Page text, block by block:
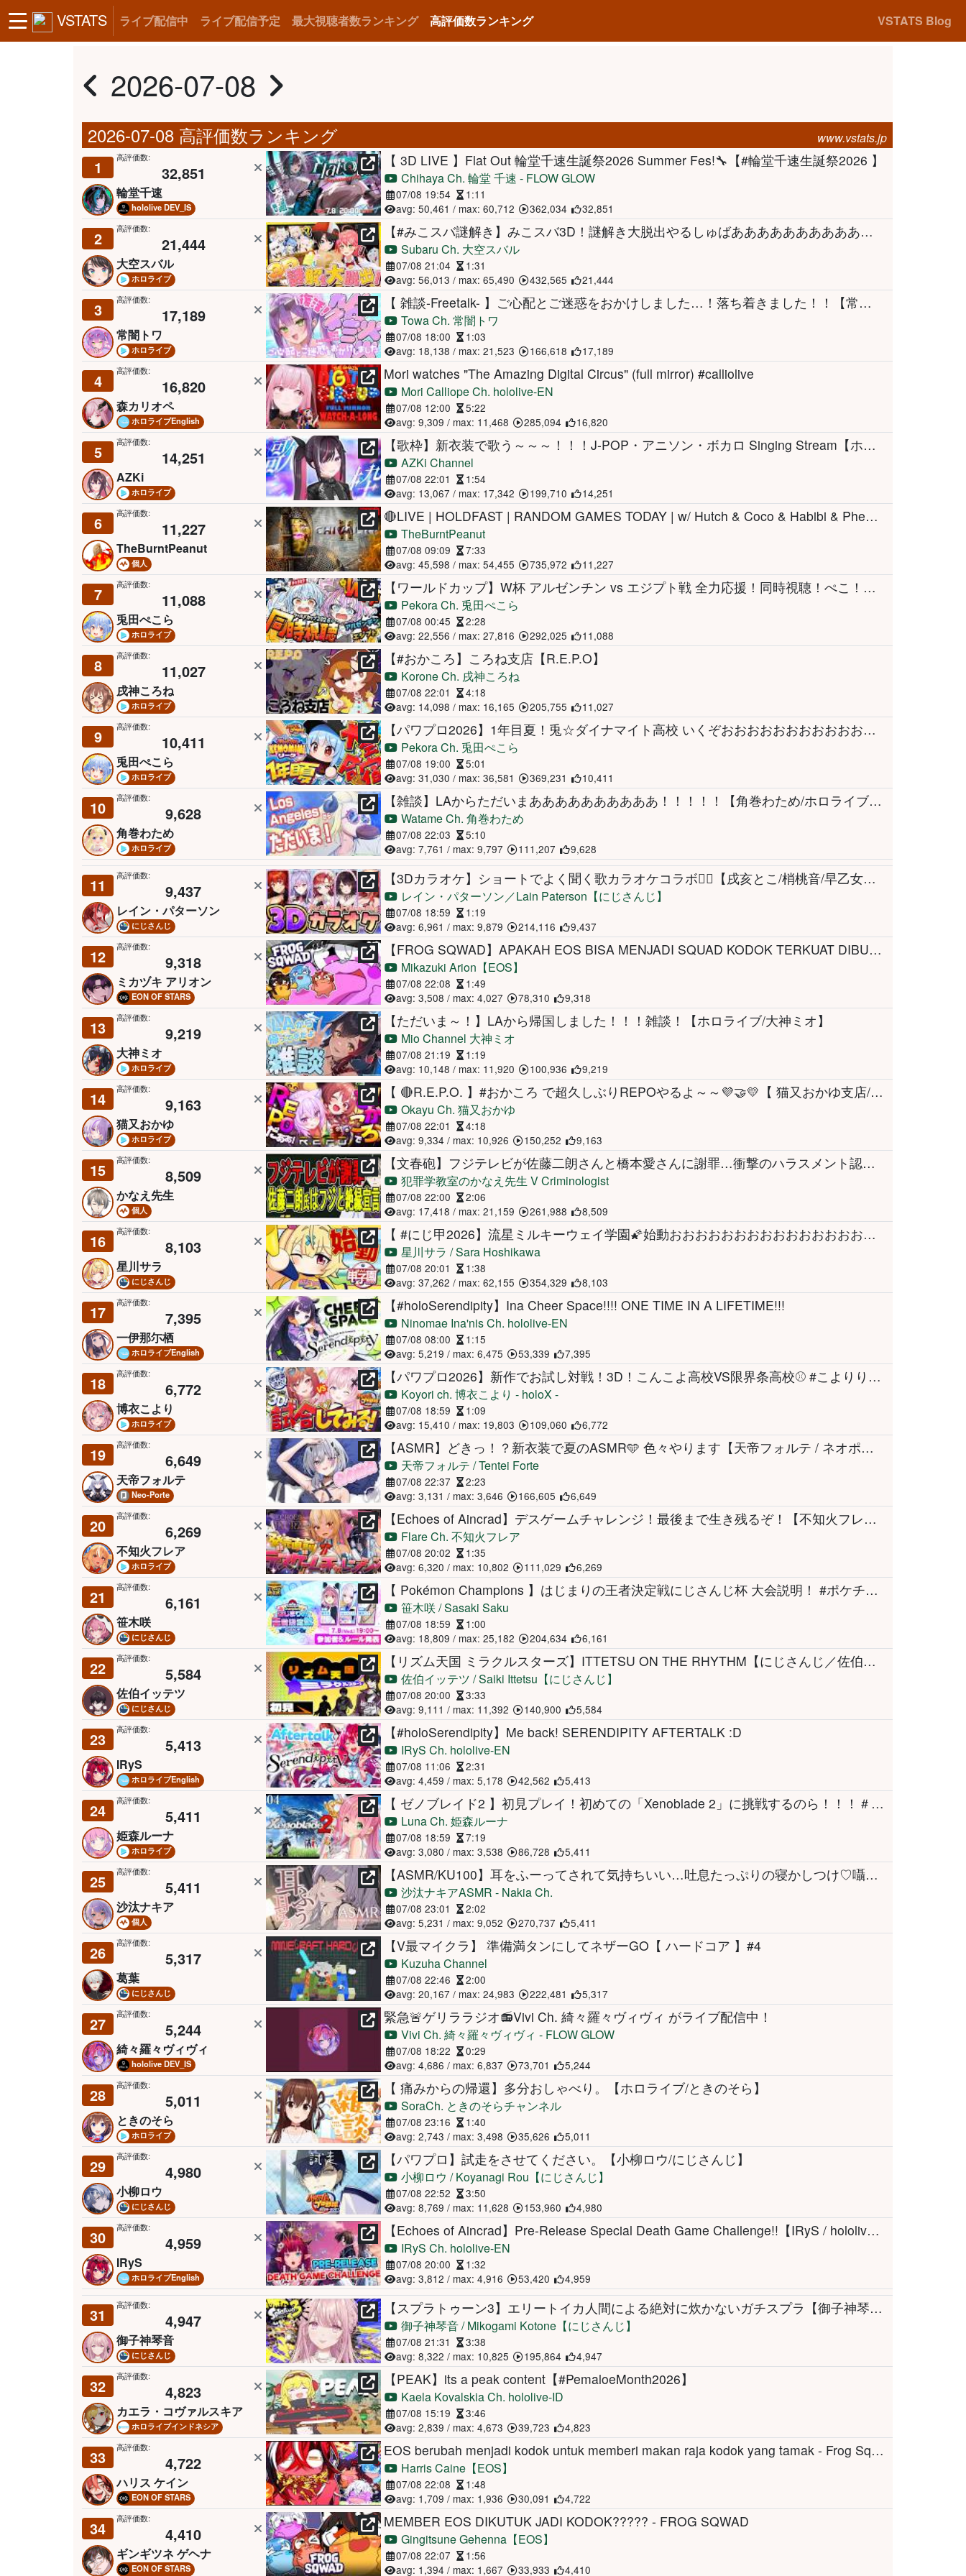
VSTATS ライブ配信中 ライブ配信予定 最大視聴者数ランキング 高評価数ランキング VSTATS Blog
2026-07-08
2026-07-08 高評価数ランキング www.vstats.jp
1 高評価数:
32,851
輪堂千速
hololive DEV_IS
【 3D LIVE 】Flat Out 輪堂千速生誕祭2026 Summer Fes!🔧【#輪堂千速生誕祭2026 】
Chihaya Ch. 輪堂 千速 - FLOW GLOW
07/08 19:54
1:11
avg: 50,461 / max: 60,712
362,034 32,851
2 高評価数:
21,444
大空スバル
ホロライブ
【#みこスバ謎解き】みこスバ3D！謎解き大脱出やるしゅばあああああああああああああああああああああああああああああ！！！！！！：Mystery solving MIKOSUBA 3D【ホロライブ】
Subaru Ch. 大空スバル
07/08 21:04
1:31
avg: 56,013 / max: 65,490
432,565 21,444
3 高評価数:
17,189
常闇トワ
ホロライブ
【 雑談-Freetalk- 】ご心配とご迷惑をおかけしました…！落ち着きました！！【常闇トワ/ホロライブ】
Towa Ch. 常闇トワ
07/08 18:00
1:03
avg: 18,138 / max: 21,523
166,618 17,189
4 高評価数:
16,820
森カリオペ
ホロライブEnglish
Mori watches "The Amazing Digital Circus" (full mirror) #calliolive
Mori Calliope Ch. hololive-EN
07/08 12:00
5:22
avg: 9,309 / max: 11,468
285,094 16,820
5 高評価数:
14,251
AZKi
ホロライブ
【歌枠】新衣装で歌う～～～！！！J-POP・アニソン・ボカロ Singing Stream【ホロライブ / AZKi】
AZKi Channel
07/08 22:01
1:54
avg: 13,067 / max: 17,342
199,710 14,251
6 高評価数:
11,227
TheBurntPeanut
個人
🔴LIVE | HOLDFAST | RANDOM GAMES TODAY | w/ Hutch & Coco & Habibi & Pheetus | #BUNGULATE
TheBurntPeanut
07/08 09:09
7:33
avg: 45,598 / max: 54,455
735,972 11,227
7 高評価数:
11,088
兎田ぺこら
ホロライブ
【ワールドカップ】W杯 アルゼンチン vs エジプト戦 全力応援！同時視聴！ぺこ！【ホロライブ/兎田ぺこら】
Pekora Ch. 兎田ぺこら
07/08 00:45
2:28
avg: 22,556 / max: 27,816
292,025 11,088
8 高評価数:
11,027
戌神ころね
ホロライブ
【#おかころ】ころね支店【R.E.P.O】
Korone Ch. 戌神ころね
07/08 22:01
4:18
avg: 14,098 / max: 16,165
205,755 11,027
9 高評価数:
10,411
兎田ぺこら
ホロライブ
【パワプロ2026】1年目夏！兎☆ダイナマイト高校 いくぞおおおおおおおおおおお！ぺこ！【ホロライブ/兎田ぺこら】＃パワプロケモミミリーグ
Pekora Ch. 兎田ぺこら
07/08 19:00
5:01
avg: 31,030 / max: 36,581
369,231 10,411
10 高評価数:
9,628
角巻わため
ホロライブ
【雑談】LAからただいまああああああああああ！！！！！【角巻わため/ホロライブ４期生】
Watame Ch. 角巻わため
07/08 22:03
5:10
avg: 7,761 / max: 9,797
111,207 9,628
11 高評価数:
9,437
レイン・パターソン
にじさんじ
【3Dカラオケ】ショートでよく聞く歌カラオケコラボ❤️‍🔥【戌亥とこ/梢桃音/早乙女ベリー/ドーラ/レイン・パターソン/にじさんじ】
レイン・パターソン／Lain Paterson【にじさんじ】
07/08 18:59
1:19
avg: 6,961 / max: 9,879
214,116 9,437
12 高評価数:
9,318
ミカヅキ アリオン
EON OF STARS
【FROG SQWAD】APAKAH EOS BISA MENJADI SQUAD KODOK TERKUAT DIBUMI?
Mikazuki Arion【EOS】
07/08 22:08
1:49
avg: 3,508 / max: 4,027
78,310 9,318
13 高評価数:
9,219
大神ミオ
ホロライブ
【ただいま～！】LAから帰国しました！！！雑談！【ホロライブ/大神ミオ】
Mio Channel 大神ミオ
07/08 21:19
1:19
avg: 10,148 / max: 11,920
100,936 9,219
14 高評価数:
9,163
猫又おかゆ
ホロライブ
【 🔴R.E.P.O. 】#おかころ で超久しぶりREPOやるよ～～💜🤝💛【 猫又おかゆ支店/ホロライブ 】
Okayu Ch. 猫又おかゆ
07/08 22:01
4:18
avg: 9,334 / max: 10,926
150,252 9,163
15 高評価数:
8,509
かなえ先生
個人
【文春砲】フジテレビが佐藤二朗さんと橋本愛さんに謝罪…衝撃のハラスメント認定の裏側を解説します【かなえ先生の雑談】
犯罪学教室のかなえ先生 V Criminologist
07/08 22:00
2:06
avg: 17,418 / max: 21,159
261,988 8,509
16 高評価数:
8,103
星川サラ
にじさんじ
【 #にじ甲2026】流星ミルキーウェイ学園🌠始動おおおおおおおおおおおおおおおおおお！！【星川サラ/にじさんじ】
星川サラ / Sara Hoshikawa
07/08 20:01
1:38
avg: 37,262 / max: 62,155
354,329 8,103
17 高評価数:
7,395
一伊那尓栖
ホロライブEnglish
【#holoSerendipity】Ina Cheer Space!!!! ONE TIME IN A LIFETIME!!!
Ninomae Ina'nis Ch. hololive-EN
07/08 08:00
1:15
avg: 5,219 / max: 6,475
53,339 7,395
18 高評価数:
6,772
博衣こより
ホロライブ
【パワプロ2026】新作でお試し対戦！3D！こんこよ高校VS限界条高校⚾ #こよりり 【一条莉々華・博衣こより/ホロライブ】
Koyori ch. 博衣こより - holoX -
07/08 18:59
1:09
avg: 15,410 / max: 19,803
109,060 6,772
19 高評価数:
6,649
天帝フォルテ
Neo-Porte
【ASMR】どきっ！？新衣装で夏のASMR🩵 色々やります【天帝フォルテ / ネオポルテ】
天帝フォルテ / Tentei Forte
07/08 22:37
2:23
avg: 3,131 / max: 3,646
166,605 6,649
20 高評価数:
6,269
不知火フレア
ホロライブ
【Echoes of Aincrad】デスゲームチャレンジ！最後まで生き残るぞ！【不知火フレア/ホロライブ】
Flare Ch. 不知火フレア
07/08 20:02
1:35
avg: 6,320 / max: 10,802
111,029 6,269
21 高評価数:
6,161
笹木咲
にじさんじ
【 Pokémon Champions 】はじまりの王者決定戦にじさんじ杯 大会説明！ #ポケチャンにじさんじ杯
笹木咲 / Sasaki Saku
07/08 18:59
1:00
avg: 18,809 / max: 25,182
204,634 6,161
22 高評価数:
5,584
佐伯イッテツ
にじさんじ
【リズム天国 ミラクルスターズ】ITTETSU ON THE RHYTHM【にじさんじ／佐伯イッテツ】
佐伯イッテツ / Saiki Ittetsu【にじさんじ】
07/08 20:00
3:33
avg: 9,111 / max: 11,392
140,900 5,584
23 高評価数:
5,413
IRyS
ホロライブEnglish
【#holoSerendipity】Me back! SERENDIPITY AFTERTALK :D
IRyS Ch. hololive-EN
07/08 11:06
2:31
avg: 4,459 / max: 5,178
42,562 5,413
24 高評価数:
5,411
姫森ルーナ
ホロライブ
【 ゼノブレイド2 】初見プレイ！初めての「Xenoblade 2」に挑戦するのら！！！＃04【姫森ルーナ/ホロライブ】
Luna Ch. 姫森ルーナ
07/08 18:59
7:19
avg: 3,080 / max: 3,538
86,728 5,411
25 高評価数:
5,411
沙汰ナキア
個人
【ASMR/KU100】耳をふーってされて気持ちいい…吐息たっぷりの寝かしつけ♡囁き・耳ふー・耳かき・Gentle Ear Blowing for Sleep【沙汰ナキア/睡眠導入】
沙汰ナキアASMR - Nakia Ch.
07/08 23:01
2:02
avg: 5,231 / max: 9,052
270,737 5,411
26 高評価数:
5,317
葛葉
にじさんじ
【V最マイクラ】 準備満タンにしてネザーGO【 ハードコア 】#4
Kuzuha Channel
07/08 22:46
2:00
avg: 20,167 / max: 24,983
222,481 5,317
27 高評価数:
5,244
綺々羅々ヴィヴィ
hololive DEV_IS
緊急🚨ゲリララジオ📻Vivi Ch. 綺々羅々ヴィヴィ がライブ配信中！
Vivi Ch. 綺々羅々ヴィヴィ - FLOW GLOW
07/08 18:22
0:29
avg: 4,686 / max: 6,837
73,701 5,244
28 高評価数:
5,011
ときのそら
ホロライブ
【 痛みからの帰還】多分おしゃべり。【ホロライブ/ときのそら】
SoraCh. ときのそらチャンネル
07/08 23:16
1:40
avg: 2,743 / max: 3,498
35,626 5,011
29 高評価数:
4,980
小柳ロウ
にじさんじ
【パワプロ】試走をさせてください。【小柳ロウ/にじさんじ】
小柳ロウ / Koyanagi Rou【にじさんじ】
07/08 22:52
3:50
avg: 8,769 / max: 11,628
153,960 4,980
30 高評価数:
4,959
IRyS
ホロライブEnglish
【Echoes of Aincrad】Pre-Release Special Death Game Challenge!!【IRyS / hololive】
IRyS Ch. hololive-EN
07/08 20:00
1:32
avg: 3,812 / max: 4,916
53,420 4,959
31 高評価数:
4,947
御子神琴音
にじさんじ
【スプラトゥーン3】エリートイカ人間による絶対に炊かないガチスプラ【御子神琴音 / にじさんじ】
御子神琴音 / Mikogami Kotone【にじさんじ】
07/08 21:31
3:38
avg: 8,322 / max: 10,825
195,864 4,947
32 高評価数:
4,823
カエラ・コヴァルスキア
ホロライブインドネシア
【PEAK】its a peak content【#PemaloeMonth2026】
Kaela Kovalskia Ch. hololive-ID
07/08 15:19
3:46
avg: 2,839 / max: 4,673
39,723 4,823
33 高評価数:
4,722
ハリス ケイン
EON OF STARS
EOS berubah menjadi kodok untuk memberi makan raja kodok yang tamak - Frog Sqwad 🐸
Harris Caine【EOS】
07/08 22:08
1:48
avg: 1,709 / max: 1,936
30,091 4,722
34 高評価数:
4,410
ギンギツネ ゲヘナ
EON OF STARS
MEMBER EOS DIKUTUK JADI KODOK????? - FROG SQWAD
Gingitsune Gehenna【EOS】
07/08 22:07
1:56
avg: 1,394 / max: 1,667
33,933 4,410